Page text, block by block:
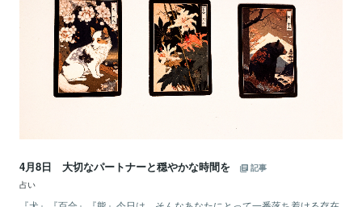
4月8日 大切なパートナーと穏やかな時間を
記事
占い